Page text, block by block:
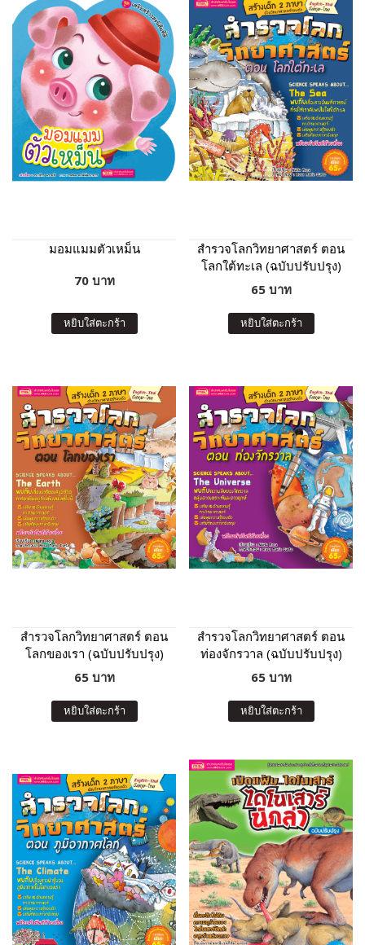
มอมแมมตัวเหม็น
70 บาท
หยิบใส่ตะกร้า
สำรวจโลกวิทยาศาสตร์ ตอน
โลกใต้ทะเล (ฉบับปรับปรุง)
65 บาท
หยิบใส่ตะกร้า
สำรวจโลกวิทยาศาสตร์ ตอน
โลกของเรา (ฉบับปรับปรุง)
65 บาท
หยิบใส่ตะกร้า
สำรวจโลกวิทยาศาสตร์ ตอน
ท่องจักรวาล (ฉบับปรับปรุง)
65 บาท
หยิบใส่ตะกร้า